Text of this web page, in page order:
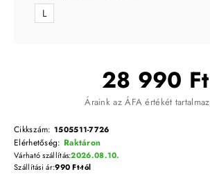
28 990 Ft
Áraink az ÁFA értékét
Cikkszám: 1505511-7726
Elérhetőség: Raktáron
Várható szállítás:2026.08.10.
Szállítási ár:990 Ft-tól
L